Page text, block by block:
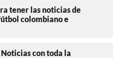
tener las noticias de
colombiano e
Noticias con toda la